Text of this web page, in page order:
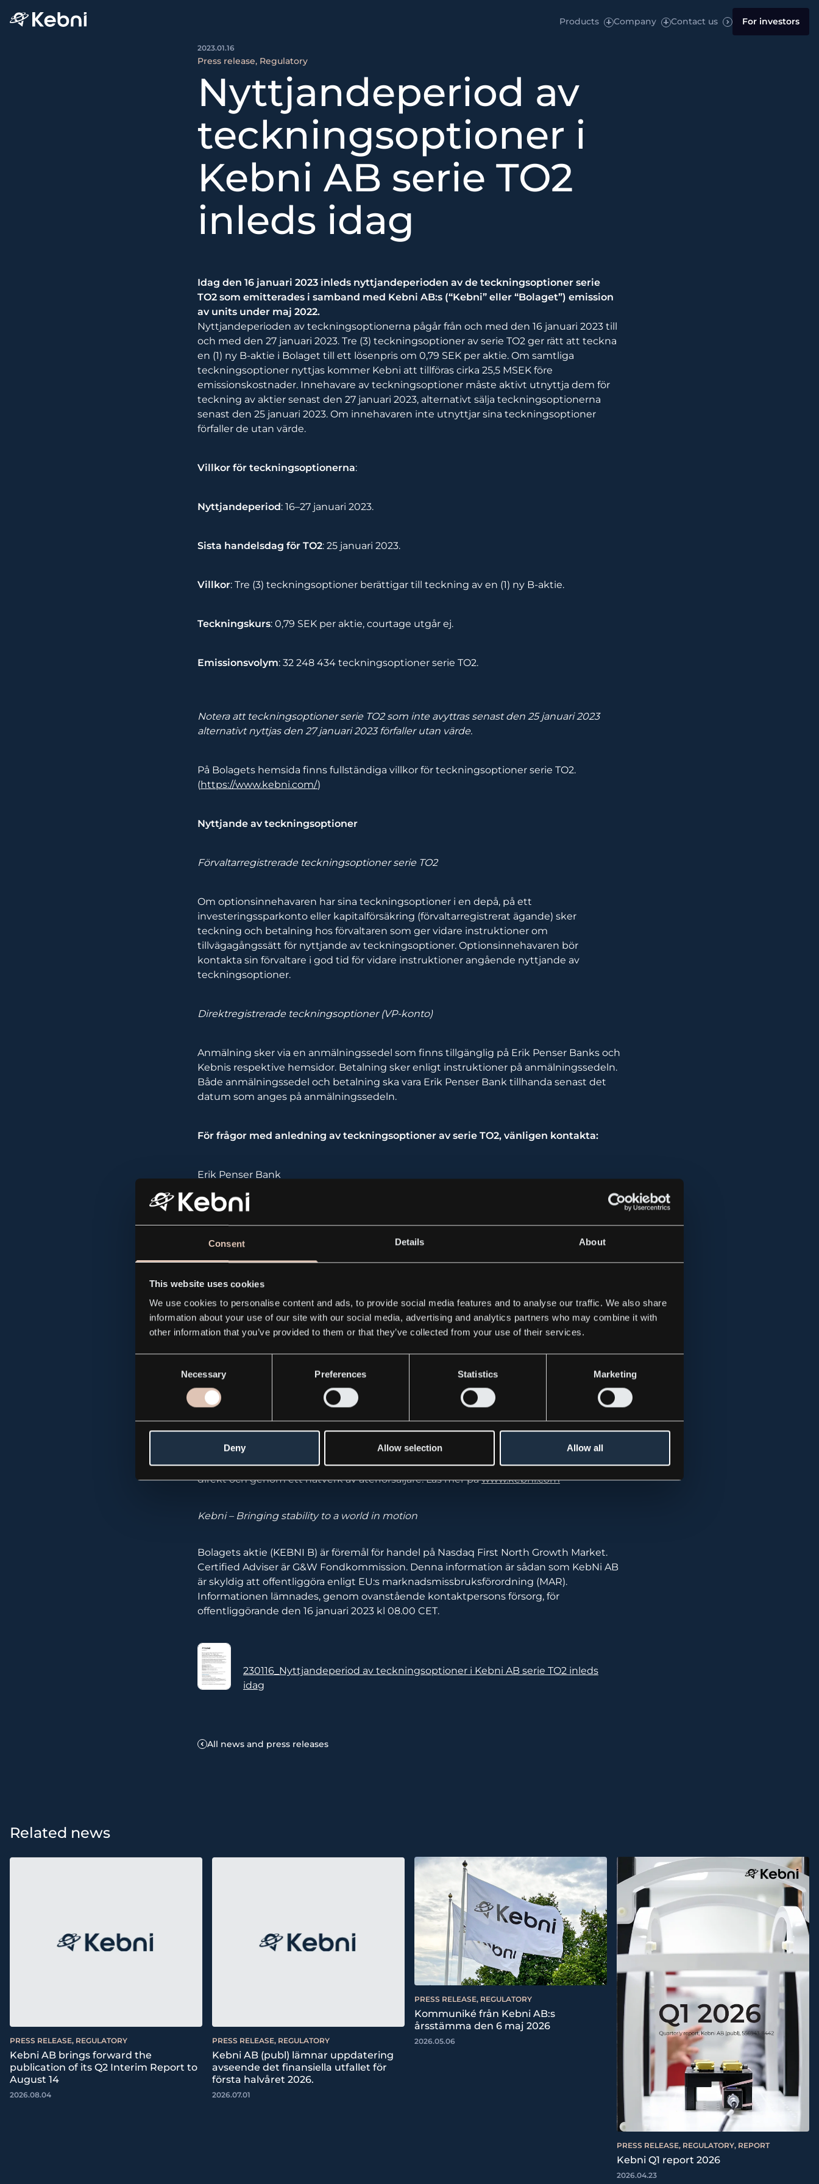
Consent Details About
This website uses cookies
We use cookies to personalise content and ads, to provide social media features and to analyse our traffic. We also share
information about your use of our site with our social media, advertising and analytics partners who may combine it with
other information that you’ve provided to them or that they’ve collected from your use of their services.
Necessary Preferences Statistics Marketing
Deny Allow selection Allow all
Products Company Contact us For investors
2023.01.16
Press release, Regulatory
Nyttjandeperiod av
teckningsoptioner i
Kebni AB serie TO2
inleds idag
Idag den 16 januari 2023 inleds nyttjandeperioden av de teckningsoptioner serie
TO2 som emitterades i samband med Kebni AB:s (“Kebni” eller “Bolaget”) emission
av units under maj 2022.
Nyttjandeperioden av teckningsoptionerna pågår från och med den 16 januari 2023 till
och med den 27 januari 2023. Tre (3) teckningsoptioner av serie TO2 ger rätt att teckna
en (1) ny B-aktie i Bolaget till ett lösenpris om 0,79 SEK per aktie. Om samtliga
teckningsoptioner nyttjas kommer Kebni att tillföras cirka 25,5 MSEK före
emissionskostnader. Innehavare av teckningsoptioner måste aktivt utnyttja dem för
teckning av aktier senast den 27 januari 2023, alternativt sälja teckningsoptionerna
senast den 25 januari 2023. Om innehavaren inte utnyttjar sina teckningsoptioner
förfaller de utan värde.
Villkor för teckningsoptionerna:
Nyttjandeperiod: 16–27 januari 2023.
Sista handelsdag för TO2: 25 januari 2023.
Villkor: Tre (3) teckningsoptioner berättigar till teckning av en (1) ny B-aktie.
Teckningskurs: 0,79 SEK per aktie, courtage utgår ej.
Emissionsvolym: 32 248 434 teckningsoptioner serie TO2.
Notera att teckningsoptioner serie TO2 som inte avyttras senast den 25 januari 2023
alternativt nyttjas den 27 januari 2023 förfaller utan värde.
På Bolagets hemsida finns fullständiga villkor för teckningsoptioner serie TO2.
(https://www.kebni.com/)
Nyttjande av teckningsoptioner
Förvaltarregistrerade teckningsoptioner serie TO2
Om optionsinnehavaren har sina teckningsoptioner i en depå, på ett
investeringssparkonto eller kapitalförsäkring (förvaltarregistrerat ägande) sker
teckning och betalning hos förvaltaren som ger vidare instruktioner om
tillvägagångssätt för nyttjande av teckningsoptioner. Optionsinnehavaren bör
kontakta sin förvaltare i god tid för vidare instruktioner angående nyttjande av
teckningsoptioner.
Direktregistrerade teckningsoptioner (VP-konto)
Anmälning sker via en anmälningssedel som finns tillgänglig på Erik Penser Banks och
Kebnis respektive hemsidor. Betalning sker enligt instruktioner på anmälningssedeln.
Både anmälningssedel och betalning ska vara Erik Penser Bank tillhanda senast det
datum som anges på anmälningssedeln.
För frågor med anledning av teckningsoptioner av serie TO2, vänligen kontakta:
Erik Penser Bank
Telefon: 08-463 80 00
För mer information, kontakta:
Maya Larsson, Head of Marketing, Communication & Investor Relations, +46 (0)70-971
Kebni har en lång historia och stor erfarenhet inom Inertial Sensing samt
satellitantennlösningar. Företaget, med huvudkontor i Stockholm, är inriktat på att bli
en ledande leverantör av tillförlitlig teknik, produkter och lösningar för stabilisering,
positionering, navigering och säkerhet. Kebni’s produkter och lösningar riktar sig till
statliga, militära och kommersiella kunder. Företaget verkar på en global marknad,
direkt och genom ett nätverk av återförsäljare.Läs mer påwww.kebni.com
Kebni – Bringing stability to a world in motion
Bolagets aktie (KEBNI B) är föremål för handel på Nasdaq First North Growth Market.
Certified Adviser är G&W Fondkommission. Denna information är sådan som KebNi AB
är skyldig att offentliggöra enligt EU:s marknadsmissbruksförordning (MAR).
Informationen lämnades, genom ovanstående kontaktpersons försorg, för
offentliggörande den 16 januari 2023 kl 08.00 CET.
230116_Nyttjandeperiod av teckningsoptioner i Kebni AB serie TO2 inleds
idag
All news and press releases
Related news
PRESS RELEASE, REGULATORY
Kebni AB brings forward the
publication of its Q2 Interim Report to
August 14
2026.08.04
PRESS RELEASE, REGULATORY
Kebni AB (publ) lämnar uppdatering
avseende det finansiella utfallet för
första halvåret 2026.
2026.07.01
PRESS RELEASE, REGULATORY
Kommuniké från Kebni AB:s
årsstämma den 6 maj 2026
2026.05.06
PRESS RELEASE, REGULATORY, REPORT
Kebni Q1 report 2026
2026.04.23